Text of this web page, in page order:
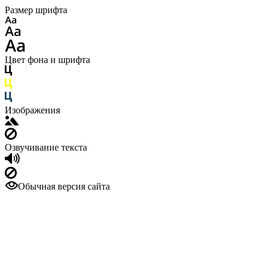
Размер шрифта
Цвет фона и шрифта
Изображения
Озвучивание текста
Обычная версия сайта